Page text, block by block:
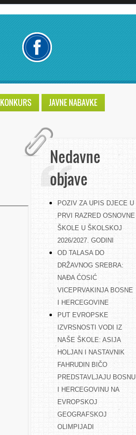
KONKURS JAVNE NABAVKE
Nedavne
objave
POZIV ZA UPIS DJECE U
PRVI RAZRED OSNOVNE
ŠKOLE U ŠKOLSKOJ
2026/2027. GODINI
OD TALASA DO
DRŽAVNOG SREBRA:
NAĐA ĆOSIĆ
VICEPRVAKINJA BOSNE
I HERCEGOVINE
PUT EVROPSKE
IZVRSNOSTI VODI IZ
NAŠE ŠKOLE: ASIJA
HOLJAN I NASTAVNIK
FAHRUDIN BIČO
PREDSTAVLJAJU BOSNU
I HERCEGOVINU NA
EVROPSKOJ
GEOGRAFSKOJ
OLIMPIJADI